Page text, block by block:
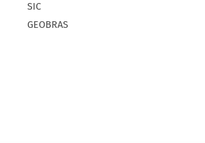
SIC
GEOBRAS